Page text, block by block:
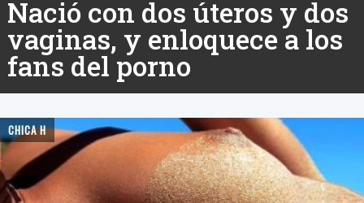
Nació con dos úteros y dos
vaginas, y enloquece a los
fans del porno
CHICA H